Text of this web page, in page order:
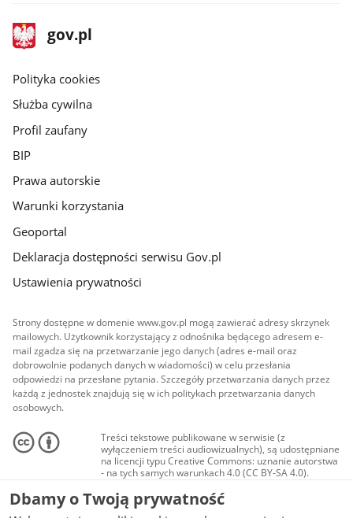
stopka
gov.pl
Strona
gov.pl
gov.pl
Polityka cookies
Służba cywilna
Profil zaufany
BIP
Prawa autorskie
Warunki korzystania
Geoportal
Deklaracja dostępności serwisu Gov.pl
Ustawienia prywatności
Strony dostępne w domenie www.gov.pl mogą zawierać adresy skrzynek
mailowych. Użytkownik korzystający z odnośnika będącego adresem e-
mail zgadza się na przetwarzanie jego danych (adres e-mail oraz
dobrowolnie podanych danych w wiadomości) w celu przesłania
odpowiedzi na przesłane pytania. Szczegóły przetwarzania danych przez
każdą z jednostek znajdują się w ich politykach przetwarzania danych
osobowych.
Treści tekstowe publikowane w serwisie (z
wyłączeniem treści audiowizualnych), są udostępniane
na licencji typu Creative Commons: uznanie autorstwa
- na tych samych warunkach 4.0 (CC BY-SA 4.0).
Materiały audiowizualne, w tym zdjęcia, materiały
audio i wideo, są udostępniane na licencji typu
Creative Commons: uznanie autorstwa użycie
Dbamy o Twoją prywatność